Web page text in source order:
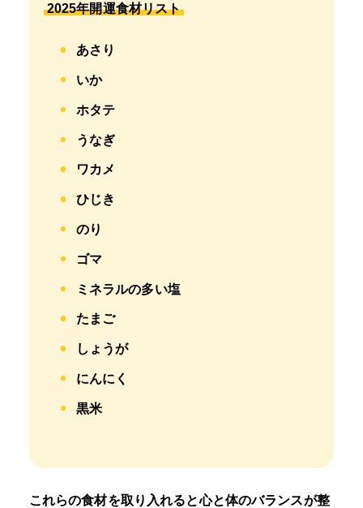
2025年開運食材リスト
あさり
いか
ホタテ
うなぎ
ワカメ
ひじき
のり
ゴマ
ミネラルの多い塩
たまご
しょうが
にんにく
黒米
これらの食材を取り入れると心と体のバランスが整